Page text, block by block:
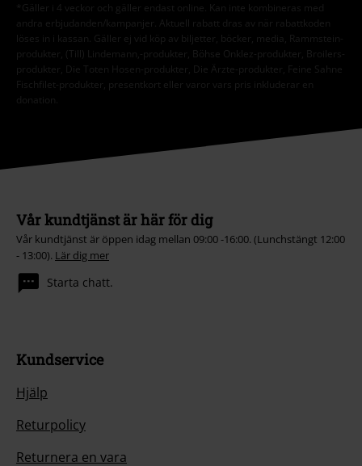
*Gäller i 4 veckor och gäller endast online. Kan inte kombineras med
andra erbjudanden/kampanjer. Aktuell rabatt dras av när rabattkoden
löses in i kassan. Gäller ej vid köp av biljetter, böcker, media, Rammstein-
produkter, (Till) Lindemann,-produkter, Böhse Onklez-produkter, Broilers-
produkter, Die Toten Hosen-produkter, Die Ärzte-produkter, Feine Sahne
Fischfilet-produkter, presentkort eller varor vars pris inkluderar en
donation.
Vår kundtjänst är här för dig
Vår kundtjänst är öppen idag mellan 09:00 -16:00. (Lunchstängt 12:00
- 13:00). Lär dig mer
Starta chatt.
Kundservice
Hjälp
Returpolicy
Returnera en vara